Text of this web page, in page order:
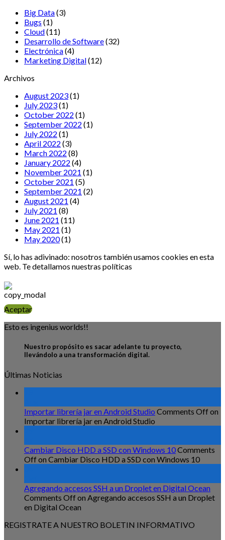
Big Data(3)
Bugs (1)
Cloud(11)
Desarrollo de Software(32)
Electrónica(4)
Marketing Digital(12)
Archivos
August 2023(1)
July 2023(1)
October 2022 (1)
September 2022 (1)
July 2022 (1)
April 2022 (3)
March 2022 (8)
January 2022 (4)
November 2021 (1)
October 2021 (5)
September 2021 (2)
August 2021 (4)
July 2021 (8)
June 2021 (11)
May 2021 (1)
May 2020(1)
Sí, lo has adivinado: nosotros también usamos cookies en esta
web. Te detallamos nuestras políticas
Aceptar
Esto es ingenius worlds!!
Nuestro propósito es sacar adelante tu proyecto,
llevándolo a una transformación digital.
Últimas Noticias
Importar librería jar en Android Studio Comments Off on
Importar librería jar en Android Studio
Cambiar Disco HDD a SSD con Windows 10Comments
Off on Cambiar Disco HDD a SSD con Windows 10
Agregando accesos SSH a un Droplet en Digital Ocean
Comments Off on Agregando accesos SSH a un Droplet
en Digital Ocean
REGISTRATE A NUESTRO BOLETIN INFORMATIVO